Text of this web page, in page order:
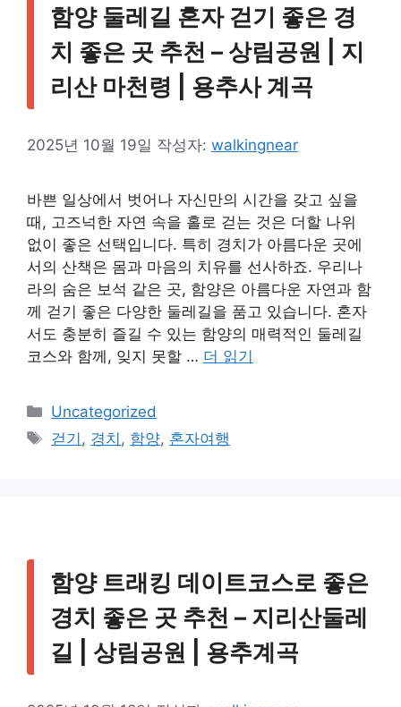
함양 둘레길 혼자 걷기 좋은 경
치 좋은 곳 추천 – 상림공원 | 지
리산 마천령 | 용추사 계곡
2025년 10월 19일 작성자: walkingnear
바쁜 일상에서 벗어나 자신만의 시간을 갖고 싶을
때, 고즈넉한 자연 속을 홀로 걷는 것은 더할 나위
없이 좋은 선택입니다. 특히 경치가 아름다운 곳에
서의 산책은 몸과 마음의 치유를 선사하죠. 우리나
라의 숨은 보석 같은 곳, 함양은 아름다운 자연과 함
께 걷기 좋은 다양한 둘레길을 품고 있습니다. 혼자
서도 충분히 즐길 수 있는 함양의 매력적인 둘레길
코스와 함께, 잊지 못할 … 더 읽기
카
테
Uncategorized
태
걷기 , 경치 , 함양, 혼자여행
함양 트래킹 데이트코스로 좋은
경치 좋은 곳 추천 – 지리산둘레
길 | 상림공원 | 용추계곡